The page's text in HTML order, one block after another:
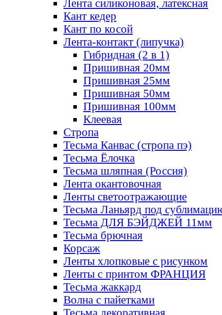
Лента силиконовая, латексная
Кант кедер
Кант по косой
Лента-контакт (липучка)
Гибридная (2 в 1)
Пришивная 20мм
Пришивная 25мм
Пришивная 50мм
Пришивная 100мм
Клеевая
Стропа
Тесьма Канвас (стропа пэ)
Тесьма Ёлочка
Тесьма шляпная (Россия)
Лента окантовочная
Ленты светоотражающие
Тесьма Ланьярд под
Тесьма ДЛЯ БЭЙДЖЕЙ 11мм
Тесьма брючная
Корсаж
Ленты хлопковые с рисунком
Ленты с принтом ФРАНЦИЯ
Тесьма жаккард
Волна с пайетками